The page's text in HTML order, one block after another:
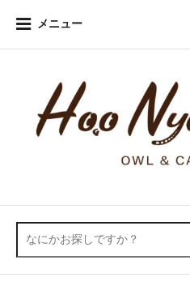
メニュー